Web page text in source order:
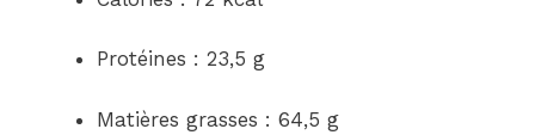
Protéines : 23,5 g
Matières grasses : 64,5 g